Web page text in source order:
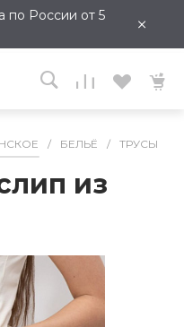
по России от 5
×
/ БЕЛЬЁ / ТРУСЫ
из